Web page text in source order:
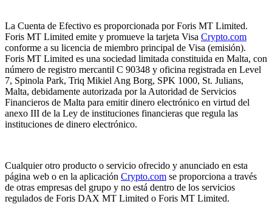
La Cuenta de Efectivo es proporcionada por Foris MT Limited.
Foris MT Limited emite y promueve la tarjeta Visa Crypto.com
conforme a su licencia de miembro principal de Visa (emisión).
Foris MT Limited es una sociedad limitada constituida en Malta, con
número de registro mercantil C 90348 y oficina registrada en Level
7, Spinola Park, Triq Mikiel Ang Borg, SPK 1000, St. Julians,
Malta, debidamente autorizada por la Autoridad de Servicios
Financieros de Malta para emitir dinero electrónico en virtud del
anexo III de la Ley de instituciones financieras que regula las
instituciones de dinero electrónico.
Cualquier otro producto o servicio ofrecido y anunciado en esta
página web o en la aplicación Crypto.com se proporciona a través
de otras empresas del grupo y no está dentro de los servicios
regulados de Foris DAX MT Limited o Foris MT Limited.